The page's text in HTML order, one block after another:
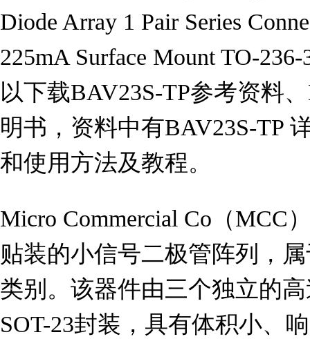
Diode Array 1 Pair Series
225mA Surface Mount TO-
以下载BAV23S-TP参考资料
明书，资料中有BAV23S-TP
和使用方法及教程。
Micro Commercial Co（MCC
贴装的小信号二极管阵列，
类别。该器件由三个独立的
SOT-23封装，具有体积小、